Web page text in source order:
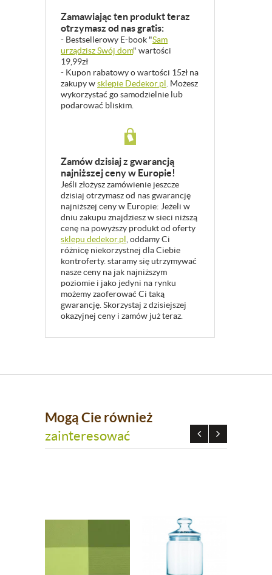
Zamawiając ten produkt teraz
otrzymasz od nas gratis:
- Bestsellerowy E-book "Sam
urządzisz Swój dom" wartości
19,99zł
- Kupon rabatowy o wartości 15zł na
zakupy wsklepie Dedekor.pl. Możesz
wykorzystać go samodzielnie lub
podarować bliskim.
Zamów dzisiaj z gwarancją
najniższej ceny w Europie!
Jeśli złożysz zamówienie jeszcze
dzisiaj otrzymasz od nas gwarancję
najniższej ceny w Europie: Jeżeli w
dniu zakupu znajdziesz w sieci niższą
cenę na powyższy produkt od oferty
sklepu dedekor.pl, oddamy Ci
różnicę niekorzystnej dla Ciebie
kontroferty. staramy się utrzymywać
nasze ceny na jak najniższym
poziomie i jako jedyni na rynku
możemy zaoferować Ci taką
gwarancję. Skorzystaj z dzisiejszej
okazyjnej ceny i zamów już teraz.
Mogą Cie również
zainteresować